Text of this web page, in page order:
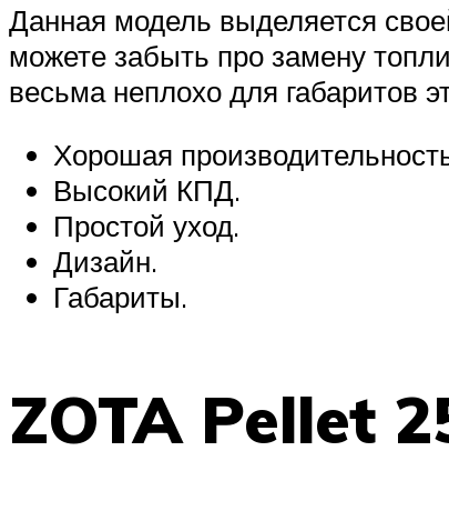
Данная модель выделяется
можете забыть про замену
весьма неплохо для габаритов
Хорошая
Высокий КПД.
Простой уход.
Дизайн.
Габариты.
ZOTA Pellet